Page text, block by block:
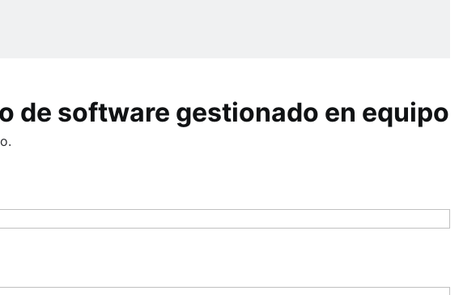
de software gestionado en equipo